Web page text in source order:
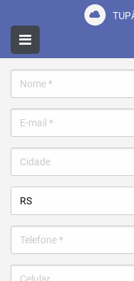
CONTATO